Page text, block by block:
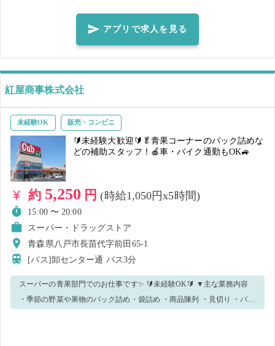
の拠点への引っ越しのお手伝い作業になります。 ※運転業務がありま
す。普通自動車免許証が必須のお仕事になります。 ※重量物を運ぶ作
業があるため、運動好きな方必見です！ ※雨天決行です。 🌟こんな方
にオススメ🌟 ▼車の運転が得意、お好きな方 ▼体を動かすことが好き
な方 ▼チームワークを大切にお仕事できる方 ▼短期間でしっかり稼ぎ
たい方 ▼未経験から引っ越し作業に挑戦したい方 わからないことは現
ご応募ください🌈✨
アプリで求人を見る
紅屋商事株式会社
未経験OK 販売・コンビニ
🔰未経験大歓迎🔰🥬青果コーナーのパック詰めな
どの補助スタッフ！🍎車・バイク通勤もOK🚙
約 5,250 円(時給1,050円x5時間)
15:00 〜 20:00
スーパー・ドラッグストア
青森県八戸市長苗代字前田65-1
[バス]卸センター通 バス3分
スーパーの青果部門でのお仕事です✨ 🔰未経験OK🔰 ▼主な業務内容
・季節の野菜や果物のパック詰め・袋詰め ・商品陳列 ・見切り ・パッ